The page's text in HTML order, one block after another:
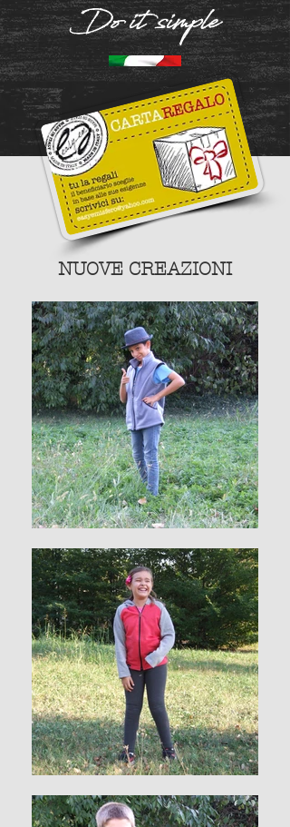
Do it simple
NUOVE CREAZIONI